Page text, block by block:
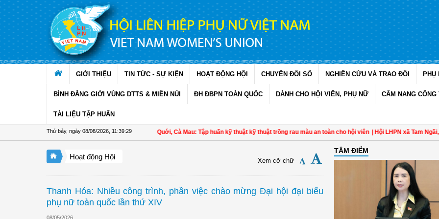
Truy cập nội dung luôn
GIỚI THIỆU TIN TỨC - SỰ KIỆN HOẠT ĐỘNG HỘI CHUYỂN ĐỔI SỐ NGHIÊN CỨU VÀ TRAO ĐỔI PHỤ
BÌNH ĐẲNG GIỚI VÙNG DTTS & MIỀN NÚI ĐH ĐBPN TOÀN QUỐC DÀNH CHO HỘI VIÊN, PHỤ NỮ CẨM NANG CÔNG
TÀI LIỆU TẬP HUẤN
Thứ bảy, ngày 08/08/2026 11:39:30
Hội LHPN xã Ninh Quới, Cà Mau: Tập huấn kỹ thuật kỹ thuật trồng rau màu an toàn cho hội viên | Hội LHPN xã Tam Ngãi, Vĩnh
Hoạt động Hội Xem cỡ chữ
Thanh Hóa: Nhiều công trình, phần việc chào mừng Đại hội đại biểu
phụ nữ toàn quốc lần thứ XIV
08/05/2026
TÂM ĐIỂM